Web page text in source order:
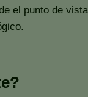
el punto de